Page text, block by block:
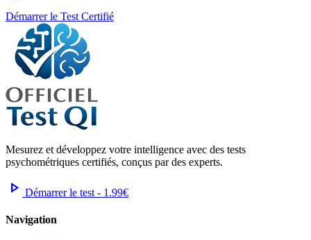
Démarrer le Test Certifié
Mesurez et développez votre intelligence avec des tests
psychométriques certifiés, conçus par des experts.
play_arrow Démarrer le test - 1.99€
Navigation